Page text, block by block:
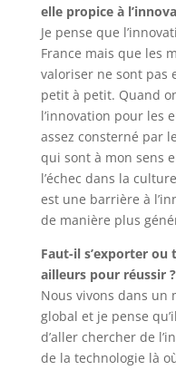
elle propice à
Je pense que
France mais que les
valoriser ne sont pas
petit à petit. Quand
l’innovation pour les
assez consterné par
qui sont à mon sens
l’échec dans la
est une barrière à
de manière plus
Faut-il s’exporter ou
ailleurs pour réussir ?
Nous vivons dans un
global et je pense
d’aller chercher de
de la technologie là